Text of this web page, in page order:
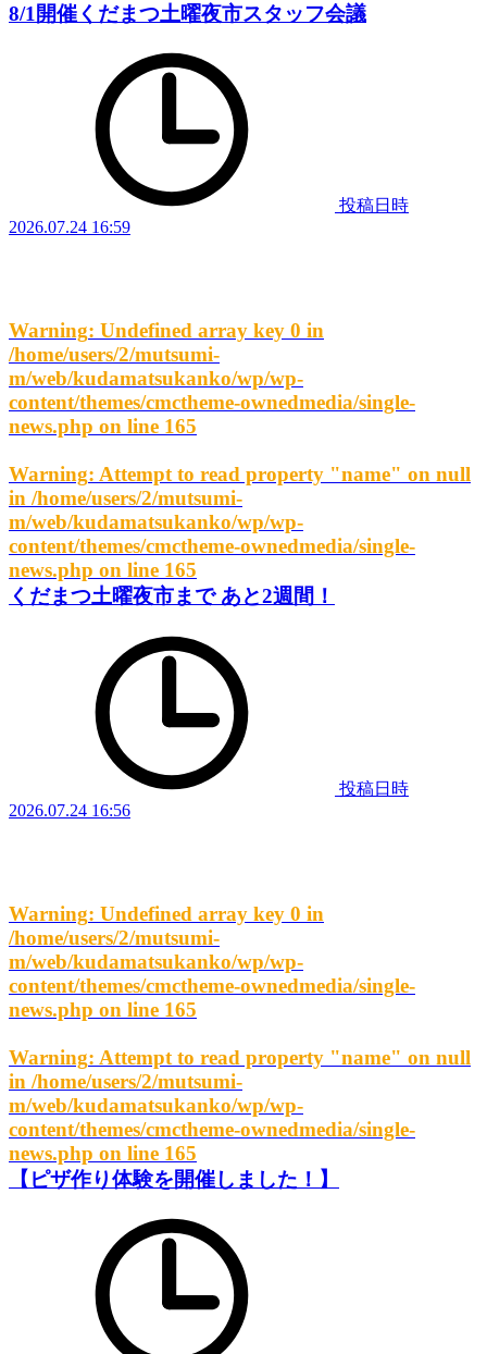
8/1開催くだまつ土曜夜市スタッフ会議
投稿日時
2026.07.24 16:59
Warning: Undefined array key 0 in
/home/users/2/mutsumi-
m/web/kudamatsukanko/wp/wp-
content/themes/cmctheme-ownedmedia/single-
news.php on line 165
Warning: Attempt to read property "name" on null
in /home/users/2/mutsumi-
m/web/kudamatsukanko/wp/wp-
content/themes/cmctheme-ownedmedia/single-
news.php on line 165
くだまつ土曜夜市まで あと2週間！
投稿日時
2026.07.24 16:56
Warning: Undefined array key 0 in
/home/users/2/mutsumi-
m/web/kudamatsukanko/wp/wp-
content/themes/cmctheme-ownedmedia/single-
news.php on line 165
Warning: Attempt to read property "name" on null
in /home/users/2/mutsumi-
m/web/kudamatsukanko/wp/wp-
content/themes/cmctheme-ownedmedia/single-
news.php on line 165
【ピザ作り体験を開催しました！】